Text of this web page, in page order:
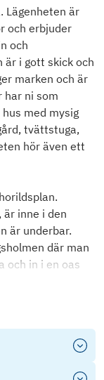
Lägenheten är
och erbjuder
och
i gott skick och
marken och är
har ni som
med mysig
tvättstuga,
hör även ett
är inne i den
är underbar.
där man
och in i en oas